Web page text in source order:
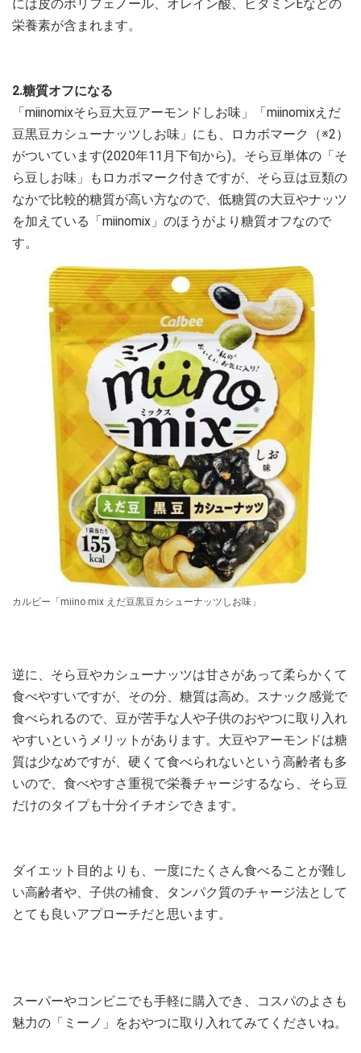
には皮のポリフェノール、オレイン酸、ビタミンEなどの
栄養素が含まれます。
2.糖質オフになる
「miinomixそら豆大豆アーモンドしお味」「miinomixえだ
豆黒豆カシューナッツしお味」にも、ロカボマーク（※2）
がついています(2020年11月下旬から)。そら豆単体の「そ
ら豆しお味」もロカボマーク付きですが、そら豆は豆類の
なかで比較的糖質が高い方なので、低糖質の大豆やナッツ
を加えている「miinomix」のほうがより糖質オフなので
す。
カルビー「miino mix えだ豆黒豆カシューナッツしお味」
逆に、そら豆やカシューナッツは甘さがあって柔らかくて
食べやすいですが、その分、糖質は高め。スナック感覚で
食べられるので、豆が苦手な人や子供のおやつに取り入れ
やすいというメリットがあります。大豆やアーモンドは糖
質は少なめですが、硬くて食べられないという高齢者も多
いので、食べやすさ重視で栄養チャージするなら、そら豆
だけのタイプも十分イチオシできます。
ダイエット目的よりも、一度にたくさん食べることが難し
い高齢者や、子供の補食、タンパク質のチャージ法として
とても良いアプローチだと思います。
スーパーやコンビニでも手軽に購入でき、コスパのよさも
魅力の「ミーノ」をおやつに取り入れてみてくださいね。